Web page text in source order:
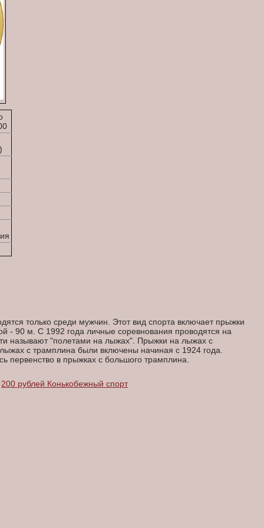
только среди мужчин. Этот вид спорта включает прыжки
- 90 м. С 1992 года личные соревнования проводятся на
называют "полетами на лыжах". Прыжки на лыжах с
с трамплина были включены начиная с 1924 года.
первенство в прыжках с большого трамплина.
200 рублей Конькобежный спорт